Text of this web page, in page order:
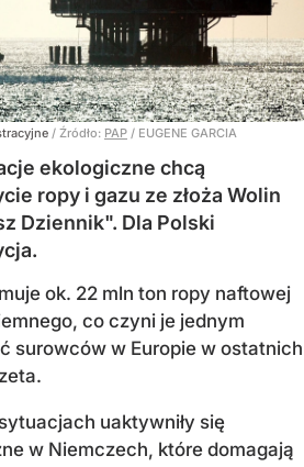
/ Źródło: PAP / EUGENE GARCIA
ekologiczne chcą
ropy i gazu ze złoża Wolin
Dziennik". Dla Polski
ok. 22 mln ton ropy naftowej
co czyni je jednym
surowców w Europie w ostatnich
uaktywniły się
w Niemczech, które domagają